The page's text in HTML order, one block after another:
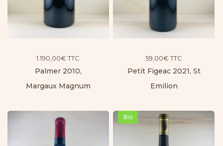
1.190,00€ TTC
Palmer 2010,
Margaux Magnum
59,00€ TTC
Petit Figeac 2021, St
Emilion
Bio